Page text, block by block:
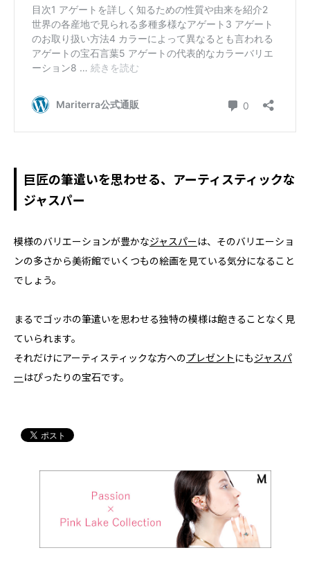
巨匠の筆遣いを思わせる、アーティスティックな
ジャスパー
模様のバリエーションが豊かなジャスパーは、そのバリエーショ
ンの多さから美術館でいくつもの絵画を見ている気分になること
でしょう。
まるでゴッホの筆遣いを思わせる独特の模様は飽きることなく見
ていられます。
それだけにアーティスティックな方へのプレゼント にもジャスパ
ーはぴったりの宝石です。